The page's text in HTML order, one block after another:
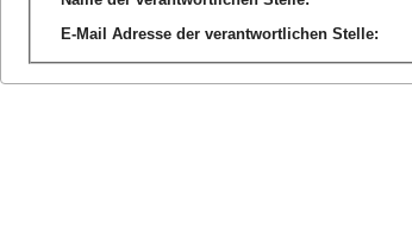
E-Mail Adresse der verantwortlichen Stelle: